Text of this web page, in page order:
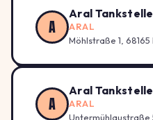
A
Aral Tankstelle
ARAL
Möhlstraße 1, 68165
A
Aral Tankstelle
ARAL
Untermühlaustraße